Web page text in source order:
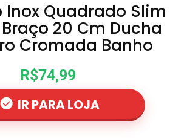
Inox Quadrado Slim
20 Cm Ducha
Cromada Banho
R$74,99
IR PARA LOJA